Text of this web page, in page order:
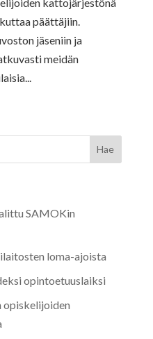
päättäjiin.
jäseniin ja
meidän
SAMOKin
loma-ajoista
opintoetuuslaiksi
opiskelijoiden